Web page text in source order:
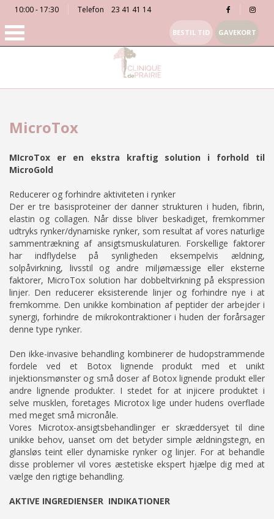
10:00 - 17:30 Telefon 23 41 41 14
BESTIL TID GAVEKORT
MicroTox
MIcroTox er en ekstra kraftig solution i forhold til
MicroGold
Reducerer og forhindre aktiviteten i rynker
Der er tre basisproteiner der danner strukturen i huden, fibrin,
elastin og collagen. Når disse bliver beskadiget, fremkommer
udtryks rynker/dynamiske rynker, som resultat af vores naturlige
sammentrækning af ansigtsmuskulaturen. Forskellige faktorer
har indflydelse på synligheden eksempelvis ældning,
solpåvirkning, livsstil og andre miljømæssige eller eksterne
faktorer, MicroTox solution har dobbeltvirkning på ekspression
linjer. Den reducerer eksisterende linjer og forhindre nye i at
fremkomme. Den unikke kombination af peptider der arbejder i
synergi, forhindre de mikrokontraktioner i huden der forårsager
denne type rynker.
Den ikke-invasive behandling kombinerer de hudopstrammende
fordele ved et Botox lignende produkt med et unikt
injektionsmønster og små doser af Botox lignende produkt eller
andre lignende produkter. I stedet for at injicere produktet i
selve musklen, foretages Microtox lige under hudens overflade
med meget små micronåle.
Vores Microtox-ansigtsbehandlinger er skræddersyet til dine
unikke behov, uanset om det betyder simple ældningstegn, en
glansløs teint eller dynamiske rynker og linjer. For at behandle
disse problemer vil vores æstetiske ekspert hjælpe dig med at
vælge den rigtige behandling.
AKTIVE INGREDIENSER INDIKATIONER